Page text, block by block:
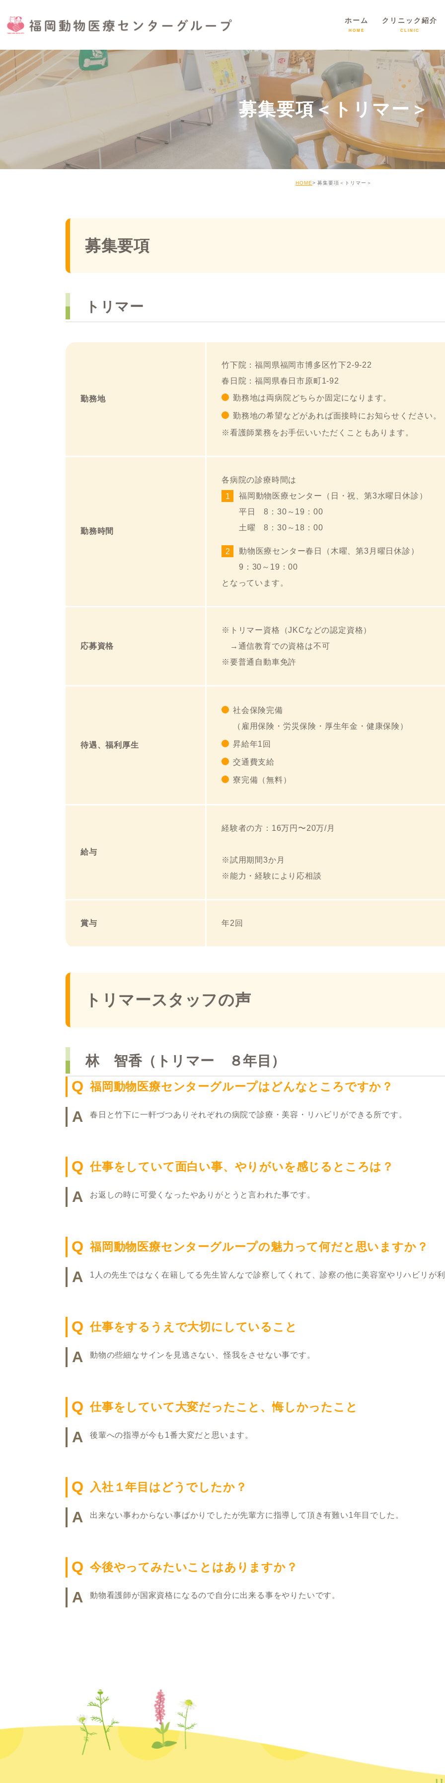
ホーム
HOME
クリニック紹介
CLINIC
募集要項＜トリマー＞
HOME 募集要項＜トリマー＞
募集要項
トリマー
勤務地
竹下院：福岡県福岡市博多区竹下2-9-22
春日院：福岡県春日市原町1-92
勤務地は両病院どちらか固定になります。
勤務地の希望などがあれば面接時にお知らせください。
※看護師業務をお手伝いいただくこともあります。
勤務時間
各病院の診療時間は
福岡動物医療センター（日・祝、第3水曜日休診）
平日 8：30～19：00
土曜 8：30～18：00
動物医療センター春日（木曜、第3月曜日休診）
9：30～19：00
となっています。
応募資格
※トリマー資格（JKCなどの認定資格）
→通信教育での資格は不可
※要普通自動車免許
待遇、福利厚生
社会保険完備
（雇用保険・労災保険・厚生年金・健康保険）
昇給年1回
交通費支給
寮完備（無料）
給与
経験者の方：16万円〜20万/月
※試用期間3か月
※能力・経験により応相談
賞与 年2回
トリマースタッフの声
林 智香（トリマー ８年目）
Q 福岡動物医療センターグループはどんなところですか？
A 春日と竹下に一軒づつありそれぞれの病院で診療・美容・リハビリができる所です。
Q 仕事をしていて面白い事、やりがいを感じるところは？
A お返しの時に可愛くなったやありがとうと言われた事です。
Q 福岡動物医療センターグループの魅力って何だと思いますか？
A 1人の先生ではなく在籍してる先生皆んなで診察してくれて、診察の他に美容室やリハビリが利
Q 仕事をするうえで大切にしていること
A 動物の些細なサインを見逃さない、怪我をさせない事です。
Q 仕事をしていて大変だったこと、悔しかったこと
A 後輩への指導が今も1番大変だと思います。
Q 入社１年目はどうでしたか？
A 出来ない事わからない事ばかりでしたが先輩方に指導して頂き有難い1年目でした。
Q 今後やってみたいことはありますか？
A 動物看護師が国家資格になるので自分に出来る事をやりたいです。